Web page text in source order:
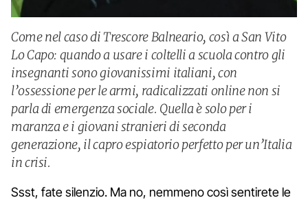
Come nel caso di Trescore Balneario, così a San Vito
Lo Capo: quando a usare i coltelli a scuola contro gli
insegnanti sono giovanissimi italiani, con
l’ossessione per le armi, radicalizzati online non si
parla di emergenza sociale. Quella è solo per i
maranza e i giovani stranieri di seconda
generazione, il capro espiatorio perfetto per un’Italia
in crisi.
Ssst, fate silenzio. Ma no, nemmeno così sentirete le